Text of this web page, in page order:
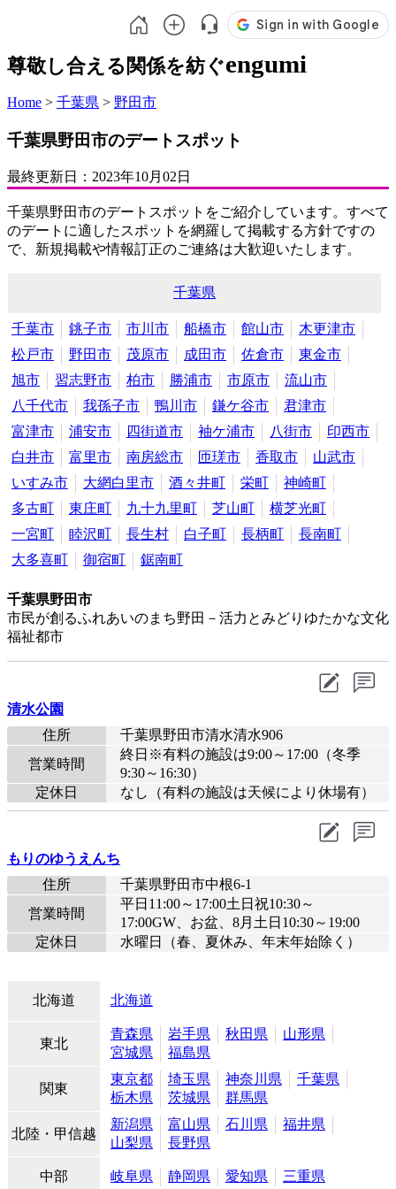
尊敬し合える関係を紡ぐengumi
Home > 千葉県 > 野田市
千葉県野田市のデートスポット
最終更新日： 2023年10月02日
千葉県野田市のデートスポットをご紹介しています。すべて
のデートに適したスポットを網羅して掲載する方針ですの
で、新規掲載や情報訂正のご連絡は大歓迎いたします。
千葉県
千葉市 銚子市 市川市 船橋市 館山市
木更津市
松戸市
野田市 茂原市 成田市 佐倉市
東金市
旭市
習志野市 柏市 勝浦市 市原市
流山市
八千代市
我孫子市 鴨川市 鎌ケ谷市
君津市
富津市
浦安市 四街道市 袖ケ浦市 八街市
印西市
白井市
富里市 南房総市 匝瑳市 香取市
山武市
いすみ市
大網白里市 酒々井町 栄町
神崎町
多古町
東庄町 九十九里町 芝山町
横芝光町
一宮町
睦沢町 長生村 白子町 長柄町
長南町
大多喜町
御宿町 鋸南町
千葉県野田市
市民が創るふれあいのまち野田－活力とみどりゆたかな文化
福祉都市
清水公園
住所
千葉県野田市清水清水906
営業時間
終日※有料の施設は9:00～17:00（冬季
9:30～16:30）
定休日
なし（有料の施設は天候により休場有）
もりのゆうえんち
住所
千葉県野田市中根6-1
営業時間
平日11:00～17:00土日祝10:30～
17:00GW、お盆、8月土日10:30～19:00
定休日
水曜日（春、夏休み、年末年始除く）
北海道 北海道
東北
青森県 岩手県 秋田県
山形県
宮城県
福島県
関東
東京都 埼玉県 神奈川県
千葉県
栃木県
茨城県 群馬県
北陸・甲信越
新潟県 富山県 石川県
福井県
山梨県
長野県
中部 岐阜県 静岡県 愛知県 三重県